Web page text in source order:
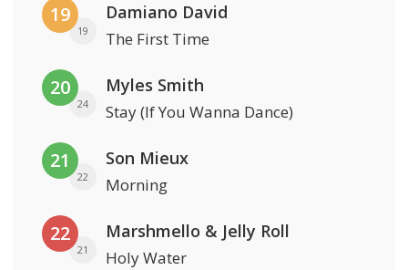
19
19
Damiano David
The First Time
20
24
Myles Smith
Stay (If You Wanna Dance)
21
22
Son Mieux
Morning
22
21
Marshmello & Jelly Roll
Holy Water